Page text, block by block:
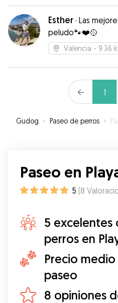
Esther · Las
peludo🐾❤️🥎
Valencia - 9.36
1
Gudog » Paseo de perros »
Paseo en
5 (8
5 excelentes
perros en
Precio
paseo
8 opiniones